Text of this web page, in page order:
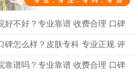
好不好？专业靠谱 收费合理 口碑
碑怎么样？皮肤专科 专业正规 评
靠谱吗？专业靠谱 收费合理 口碑